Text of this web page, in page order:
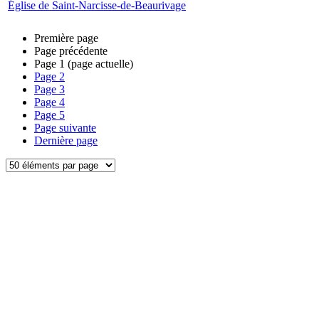
Église de Saint-Narcisse-de-Beaurivage
Première page
Page précédente
Page 1 (page actuelle)
Page 2
Page 3
Page 4
Page 5
Page suivante
Dernière page